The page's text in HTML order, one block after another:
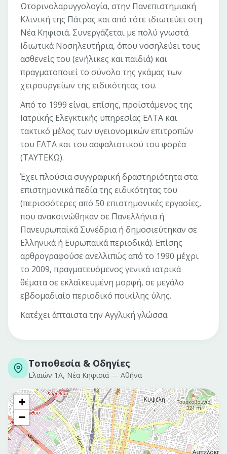
Ωτορινολαρυγγολογία, στην Πανεπιστημιακή
Κλινική της Πάτρας και από τότε ιδιωτεύει στη
Νέα Κηφισιά. Συνεργάζεται με πολύ γνωστά
Ιδιωτικά Νοσηλευτήρια, όπου νοσηλεύει τους
ασθενείς του (ενήλικες και παιδιά) και
πραγματοποιεί το σύνολο της γκάμας των
χειρουργείων της ειδικότητας του.
Από το 1999 είναι, επίσης, προϊστάμενος της
Ιατρικής Ελεγκτικής υπηρεσίας ΕΛΤΑ και
τακτικό μέλος των υγειονομικών επιτροπών
του ΕΛΤΑ και του ασφαλιστικού του φορέα
(ΤΑΥΤΕΚΩ).
Έχει πλούσια συγγραφική δραστηριότητα στα
επιστημονικά πεδία της ειδικότητας του
(περισσότερες από 50 επιστημονικές εργασίες,
που ανακοινώθηκαν σε Πανελλήνια ή
Πανευρωπαϊκά Συνέδρια ή δημοσιεύτηκαν σε
Ελληνικά ή Ευρωπαϊκά περιοδικά). Επίσης
αρθρογραφούσε ανελλιπώς από το 1990 μέχρι
το 2009, πραγματευόμενος γενικά ιατρικά
θέματα σε εκλαϊκευμένη μορφή, σε μεγάλο
εβδομαδιαίο περιοδικό ποικίλης ύλης.
Κατέχει άπταιστα την Αγγλική γλώσσα.
Τοποθεσία & Οδηγίες
Ελαιών 1Α, Νέα Κηφισιά — Αθήνα
+
−